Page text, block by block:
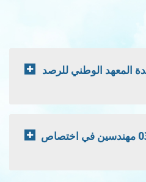
المعهد الوطني للرصد
مناظرة خارجية لانتداب 03 مهندسين في اختصاص